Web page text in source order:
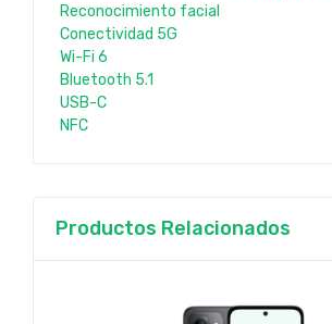
Reconocimiento facial
Conectividad 5G
Wi-Fi 6
Bluetooth 5.1
USB-C
NFC
Productos Relacionados